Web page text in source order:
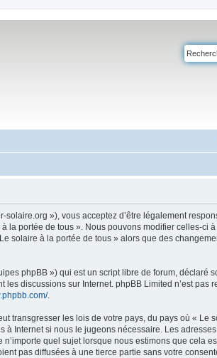
»), vous acceptez d’être légalement
la portée de tous ». Nous pouvons modifier celles-ci
solaire à la portée de tous » alors que des
phpBB ») qui est un script libre de forum, déclaré
les discussions sur Internet. phpBB Limited n’est pas
.
transgresser les lois de votre pays, du pays où « Le
Internet si nous le jugeons nécessaire. Les
quel sujet lorsque nous estimons que cela
pas diffusées à une tierce partie sans votre